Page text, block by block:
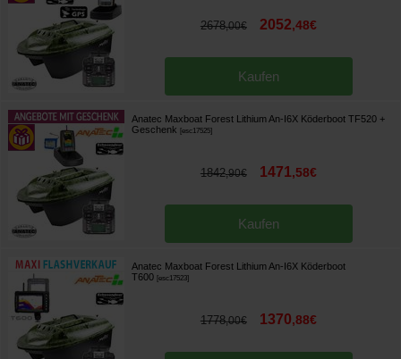
2678,00€ 2052,48€
Kaufen
Anatec Maxboat Forest Lithium An-I6X Köderboot TF520 +
Geschenk
[esc17525]
1842,90€ 1471,58€
Kaufen
Anatec Maxboat Forest Lithium An-I6X Köderboot
T600 [esc17523]
1778,00€ 1370,88€